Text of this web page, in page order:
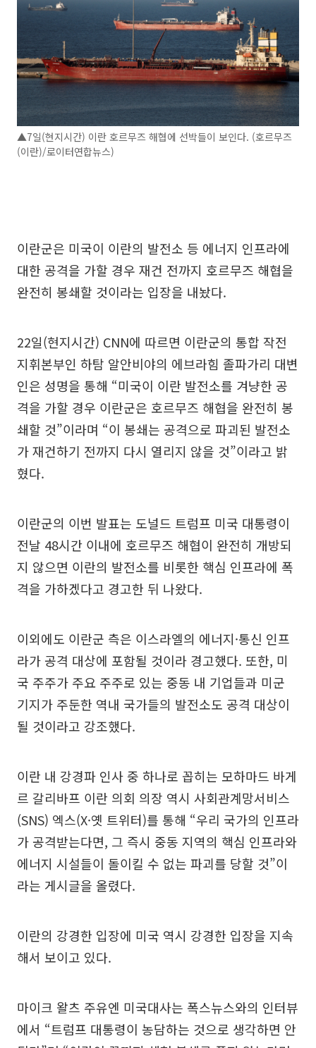
▲7일(현지시간) 이란 호르무즈 해협에 선박들이 보인다. (호르무즈
(이란)/로이터연합뉴스)
이란군은 미국이 이란의 발전소 등 에너지 인프라에
대한 공격을 가할 경우 재건 전까지 호르무즈 해협을
완전히 봉쇄할 것이라는 입장을 내놨다.
22일(현지시간) CNN에 따르면 이란군의 통합 작전
지휘본부인 하탐 알안비야의 에브라힘 졸파가리 대변
인은 성명을 통해 “미국이 이란 발전소를 겨냥한 공
격을 가할 경우 이란군은 호르무즈 해협을 완전히 봉
쇄할 것”이라며 “이 봉쇄는 공격으로 파괴된 발전소
가 재건하기 전까지 다시 열리지 않을 것”이라고 밝
혔다.
이란군의 이번 발표는 도널드 트럼프 미국 대통령이
전날 48시간 이내에 호르무즈 해협이 완전히 개방되
지 않으면 이란의 발전소를 비롯한 핵심 인프라에 폭
격을 가하겠다고 경고한 뒤 나왔다.
이외에도 이란군 측은 이스라엘의 에너지·통신 인프
라가 공격 대상에 포함될 것이라 경고했다. 또한, 미
국 주주가 주요 주주로 있는 중동 내 기업들과 미군
기지가 주둔한 역내 국가들의 발전소도 공격 대상이
될 것이라고 강조했다.
이란 내 강경파 인사 중 하나로 꼽히는 모하마드 바게
르 갈리바프 이란 의회 의장 역시 사회관계망서비스
(SNS) 엑스(X·옛 트위터)를 통해 “우리 국가의 인프라
가 공격받는다면, 그 즉시 중동 지역의 핵심 인프라와
에너지 시설들이 돌이킬 수 없는 파괴를 당할 것”이
라는 게시글을 올렸다.
이란의 강경한 입장에 미국 역시 강경한 입장을 지속
해서 보이고 있다.
마이크 왈츠 주유엔 미국대사는 폭스뉴스와의 인터뷰
에서 “트럼프 대통령이 농담하는 것으로 생각하면 안